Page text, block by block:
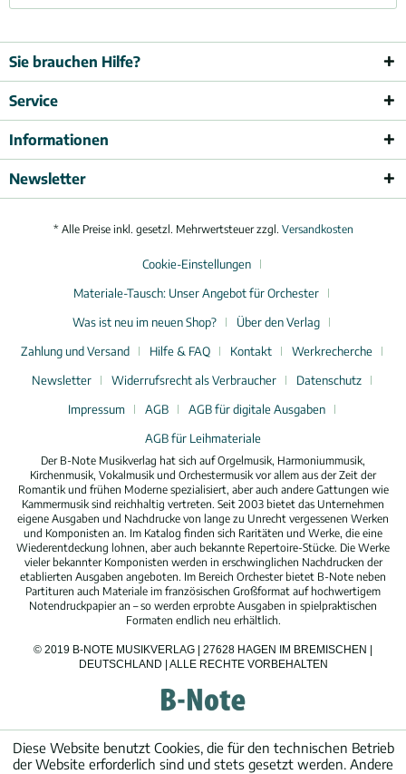
Sie brauchen Hilfe?
Service
Informationen
Newsletter
* Alle Preise inkl. gesetzl. Mehrwertsteuer zzgl. Versandkosten
Cookie-Einstellungen
Materiale-Tausch: Unser Angebot für Orchester
Was ist neu im neuen Shop?
Über den Verlag
Zahlung und Versand
Hilfe & FAQ Kontakt
Werkrecherche
Newsletter
Widerrufsrecht als Verbraucher
Datenschutz
Impressum
AGB
AGB für digitale Ausgaben
AGB für Leihmateriale
Der B-Note Musikverlag hat sich auf Orgelmusik, Harmoniummusik,
Kirchenmusik, Vokalmusik und Orchestermusik vor allem aus der Zeit der
Romantik und frühen Moderne spezialisiert, aber auch andere Gattungen wie
Kammermusik sind reichhaltig vertreten. Seit 2003 bietet das Unternehmen
eigene Ausgaben und Nachdrucke von lange zu Unrecht vergessenen Werken
und Komponisten an. Im Katalog finden sich Raritäten und Werke, die eine
Wiederentdeckung lohnen, aber auch bekannte Repertoire-Stücke. Die Werke
vieler bekannter Komponisten werden in erschwinglichen Nachdrucken der
etablierten Ausgaben angeboten. Im Bereich Orchester bietet B-Note neben
Partituren auch Materiale im französischen Großformat auf hochwertigem
Notendruckpapier an – so werden erprobte Ausgaben in spielpraktischen
Formaten endlich neu erhältlich.
© 2019 B-NOTE MUSIKVERLAG | 27628 HAGEN IM BREMISCHEN |
DEUTSCHLAND | ALLE RECHTE VORBEHALTEN
Diese Website benutzt Cookies, die für den technischen Betrieb
der Website erforderlich sind und stets gesetzt werden. Andere